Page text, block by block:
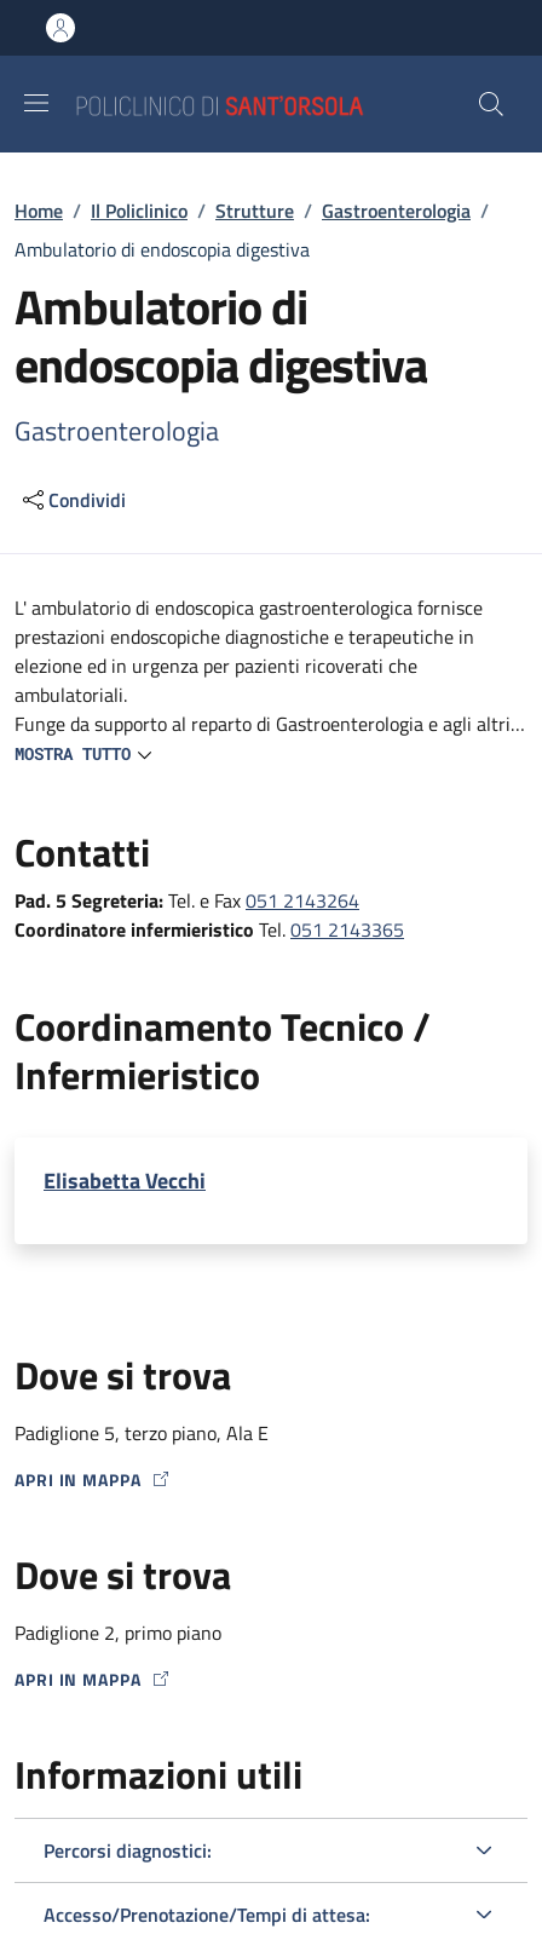
al contenuto principale
to footer content
Briciole di pane
Home / Il Policlinico / Strutture / Gastroenterologia /
Ambulatorio di endoscopia digestiva
Ambulatorio di
endoscopia digestiva
Gastroenterologia
Condividi
Descrizione
L' ambulatorio di endoscopica gastroenterologica fornisce
prestazioni endoscopiche diagnostiche e terapeutiche in
elezione ed in urgenza per pazienti ricoverati che
ambulatoriali.
Funge da supporto al reparto di Gastroenterologia e agli altri
reparti e DS del Policlinico (Medicine, Geriatrie, Oncologie,
Fornisce prestazioni endoscopiche diagnostiche e terapeutiche
in urgenza, in elezione e follow-up
MOSTRA TUTTO
Contatti
Pad. 5 Segreteria:Tel. e Fax051 2143264
Coordinatore infermieristico Tel.051 2143365
Coordinamento Tecnico /
Infermieristico
Elisabetta Vecchi
Dove si trova
Padiglione 5, terzo piano, Ala E
APRI IN MAPPA
MAP ICON
Dove si trova
Padiglione 2, primo piano
APRI IN MAPPA
MAP ICON
Informazioni utili
Percorsi diagnostici:
Accesso/Prenotazione/Tempi di attesa: